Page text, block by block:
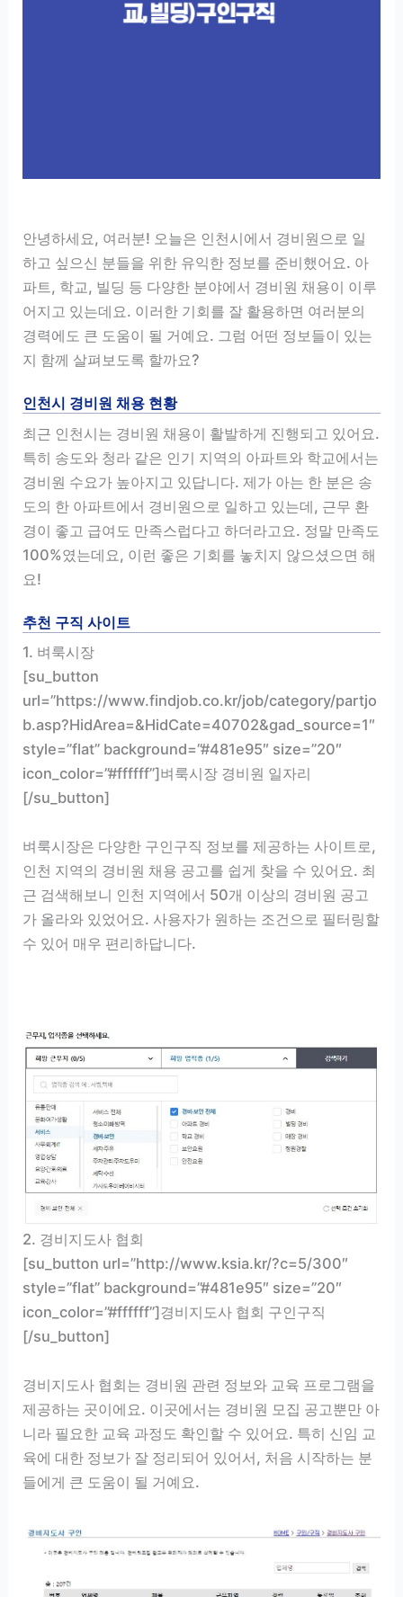
안녕하세요, 여러분! 오늘은 인천시에서 경비원으로 일
하고 싶으신 분들을 위한 유익한 정보를 준비했어요. 아
파트, 학교, 빌딩 등 다양한 분야에서 경비원 채용이 이루
어지고 있는데요. 이러한 기회를 잘 활용하면 여러분의
경력에도 큰 도움이 될 거예요. 그럼 어떤 정보들이 있는
지 함께 살펴보도록 할까요?
인천시 경비원 채용 현황
최근 인천시는 경비원 채용이 활발하게 진행되고 있어요.
특히 송도와 청라 같은 인기 지역의 아파트와 학교에서는
경비원 수요가 높아지고 있답니다. 제가 아는 한 분은 송
도의 한 아파트에서 경비원으로 일하고 있는데, 근무 환
경이 좋고 급여도 만족스럽다고 하더라고요. 정말 만족도
100%였는데요, 이런 좋은 기회를 놓치지 않으셨으면 해
요!
추천 구직 사이트
1. 벼룩시장
[su_button
url=”https://www.findjob.co.kr/job/category/partjo
b.asp?HidArea=&HidCate=40702&gad_source=1″
style=”flat” background=”#481e95″ size=”20″
icon_color=”#ffffff”]벼룩시장 경비원 일자리
[/su_button]
벼룩시장은 다양한 구인구직 정보를 제공하는 사이트로,
인천 지역의 경비원 채용 공고를 쉽게 찾을 수 있어요. 최
근 검색해보니 인천 지역에서 50개 이상의 경비원 공고
가 올라와 있었어요. 사용자가 원하는 조건으로 필터링할
수 있어 매우 편리하답니다.
2. 경비지도사 협회
[su_button url=”http://www.ksia.kr/?c=5/300″
style=”flat” background=”#481e95″ size=”20″
icon_color=”#ffffff”]경비지도사 협회 구인구직
[/su_button]
경비지도사 협회는 경비원 관련 정보와 교육 프로그램을
제공하는 곳이에요. 이곳에서는 경비원 모집 공고뿐만 아
니라 필요한 교육 과정도 확인할 수 있어요. 특히 신임 교
육에 대한 정보가 잘 정리되어 있어서, 처음 시작하는 분
들에게 큰 도움이 될 거예요.